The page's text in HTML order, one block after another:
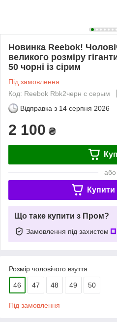
Новинка Reebok!
великого розміру
50 чорні із сірим
Під замовлення
Код: Reebok Rbk2черн с серым
Відправка з 14 серпня 2026
2 100 ₴
або
Купити
Що таке купити з Пром?
Замовлення під захистом
Розмір чоловічого взуття
46 47 48 49 50
Під замовлення